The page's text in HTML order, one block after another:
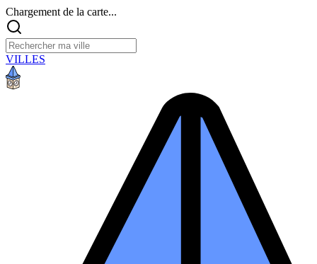
Chargement de la carte...
VILLES